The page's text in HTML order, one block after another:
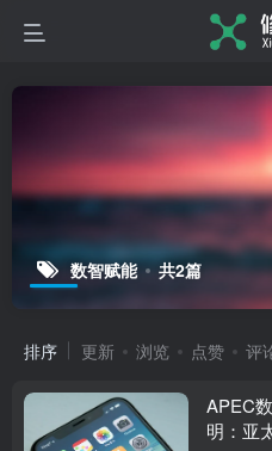
数智赋能 共2篇
排序 更新 浏览 点赞 评
APEC
明：亚